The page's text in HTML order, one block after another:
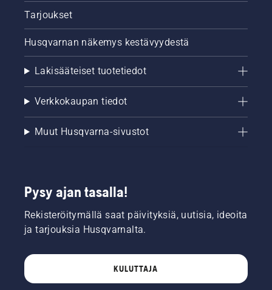
Tarjoukset
Husqvarnan näkemys kestävyydestä
Lakisääteiset tuotetiedot
Verkkokaupan tiedot
Muut Husqvarna-sivustot
Pysy ajan tasalla!
Rekisteröitymällä saat päivityksiä, uutisia, ideoita
ja tarjouksia Husqvarnalta.
KULUTTAJA